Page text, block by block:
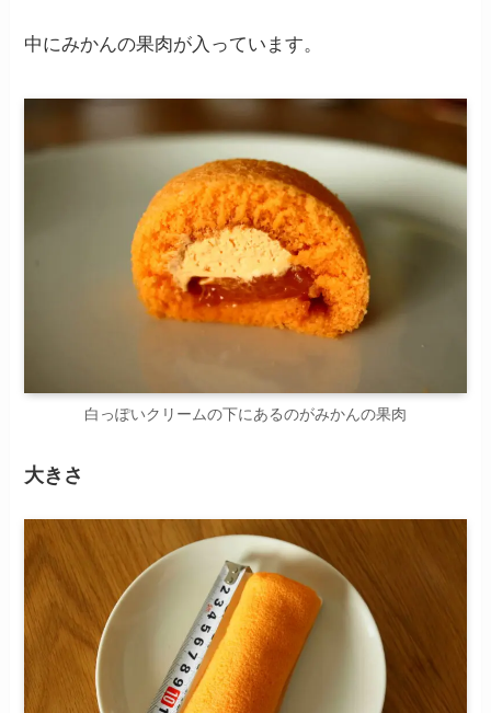
中にみかんの果肉が入っています。
白っぽいクリームの下にあるのがみかんの果肉
大きさ